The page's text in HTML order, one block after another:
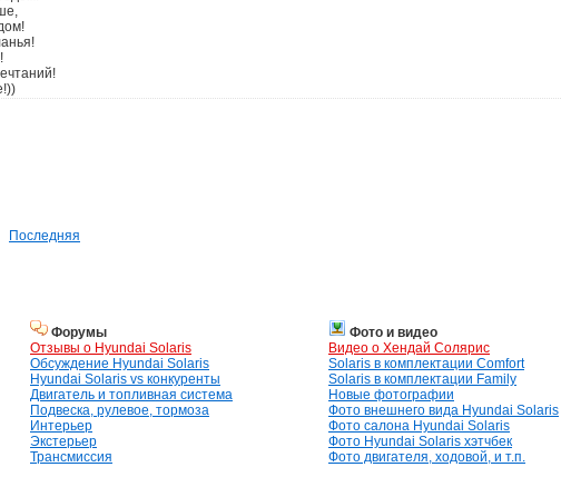
Последняя
Форумы
Отзывы о Hyundai Solaris
Обсуждение Hyundai Solaris
Hyundai Solaris vs конкуренты
Двигатель и топливная система
Подвеска, рулевое, тормоза
Интерьер
Экстерьер
Трансмиссия
Фото и видео
Видео о Хендай Солярис
Solaris в комплектации Comfort
Solaris в комплектации Family
Новые фотографии
Фото внешнего вида Hyundai Solaris
Фото салона Hyundai Solaris
Фото Hyundai Solaris хэтчбек
Фото двигателя, ходовой, и т.п.